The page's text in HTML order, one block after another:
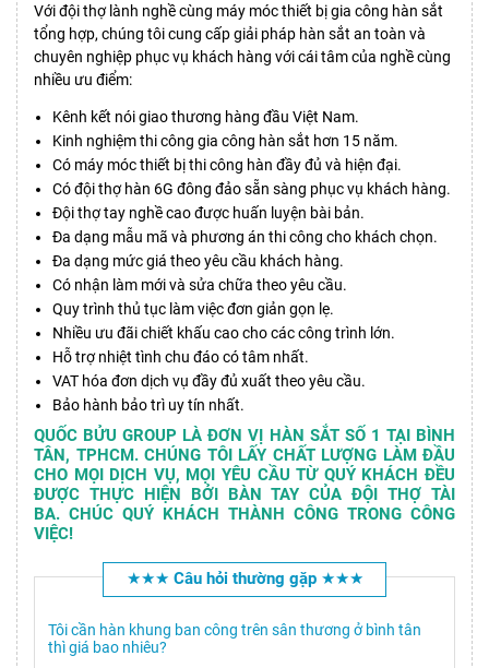
Với đội thợ lành nghề cùng máy móc thiết bị gia công hàn sắt
tổng hợp, chúng tôi cung cấp giải pháp hàn sắt an toàn và
chuyên nghiệp phục vụ khách hàng với cái tâm của nghề cùng
nhiều ưu điểm:
Kênh kết nói giao thương hàng đầu Việt Nam.
Kinh nghiệm thi công gia công hàn sắt hơn 15 năm.
Có máy móc thiết bị thi công hàn đầy đủ và hiện đại.
Có đội thợ hàn 6G đông đảo sẵn sàng phục vụ khách hàng.
Đội thợ tay nghề cao được huấn luyện bài bản.
Đa dạng mẫu mã và phương án thi công cho khách chọn.
Đa dạng mức giá theo yêu cầu khách hàng.
Có nhận làm mới và sửa chữa theo yêu cầu.
Quy trình thủ tục làm việc đơn giản gọn lẹ.
Nhiều ưu đãi chiết khấu cao cho các công trình lớn.
Hỗ trợ nhiệt tình chu đáo có tâm nhất.
VAT hóa đơn dịch vụ đầy đủ xuất theo yêu cầu.
Bảo hành bảo trì uy tín nhất.
QUỐC BỬU GROUP LÀ ĐƠN VỊ HÀN SẮT SỐ 1 TẠI BÌNH
TÂN, TPHCM. CHÚNG TÔI LẤY CHẤT LƯỢNG LÀM ĐẦU
CHO MỌI DỊCH VỤ, MỌI YÊU CẦU TỪ QUÝ KHÁCH ĐỀU
ĐƯỢC THỰC HIỆN BỞI BÀN TAY CỦA ĐỘI THỢ TÀI
BA. CHÚC QUÝ KHÁCH THÀNH CÔNG TRONG CÔNG
VIỆC!
★★★ Câu hỏi thường gặp ★★★
Tôi cần hàn khung ban công trên sân thương ở bình tân
thì giá bao nhiêu?